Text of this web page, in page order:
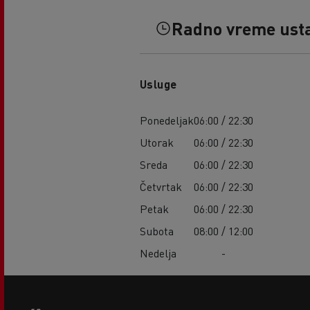
Radno vreme
Usluge
Ponedeljak06:00 / 22:30
Utorak
06:00 / 22:30
Sreda
06:00 / 22:30
Četvrtak
06:00 / 22:30
Petak
06:00 / 22:30
Subota
08:00 / 12:00
Nedelja
-